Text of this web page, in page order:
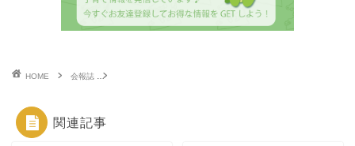
HOME 会報誌
関連記事